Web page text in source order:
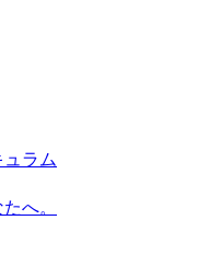
ラム
へ。